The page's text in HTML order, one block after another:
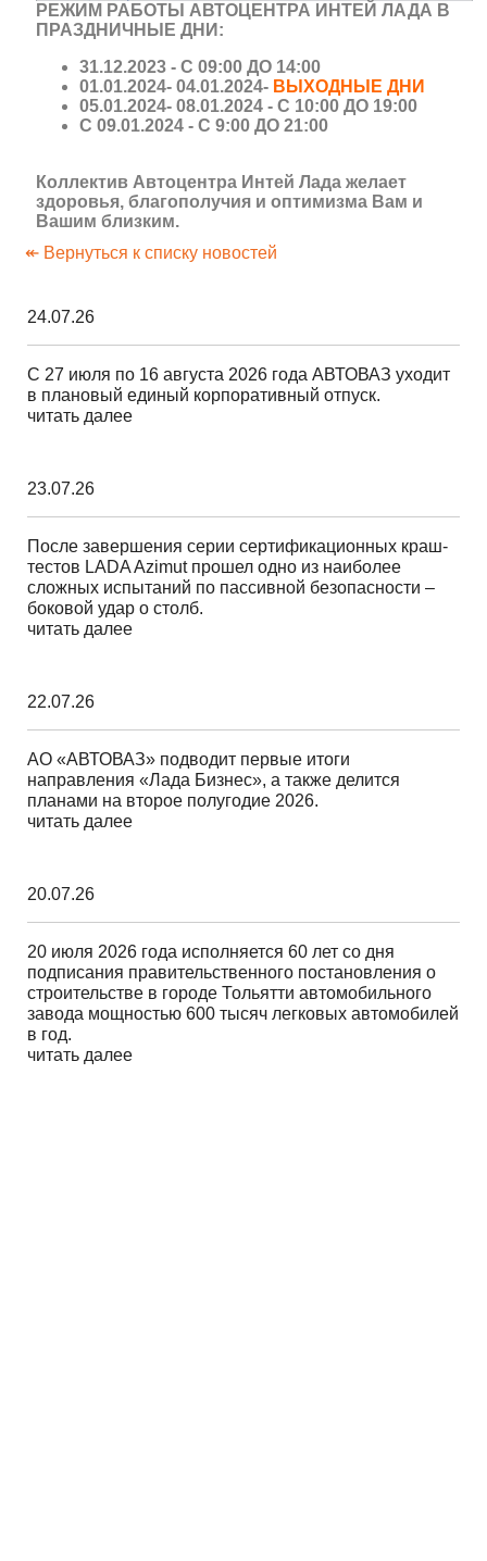
РЕЖИМ РАБОТЫ АВТОЦЕНТРА ИНТЕЙ ЛАДА В
ПРАЗДНИЧНЫЕ ДНИ:
31.12.2023 - С 09:00 ДО 14:00
01.01.2024- 04.01.2024- ВЫХОДНЫЕ ДНИ
05.01.2024- 08.01.2024 - С 10:00 ДО 19:00
С 09.01.2024 - С 9:00 ДО 21:00
Коллектив Автоцентра Интей Лада желает
здоровья, благополучия и оптимизма Вам и
Вашим близким.
↞ Вернуться к списку новостей
24.07.26
С 27 июля по 16 августа 2026 года АВТОВАЗ уходит
в плановый единый корпоративный отпуск.
читать далее
23.07.26
После завершения серии сертификационных краш-
тестов LADA Azimut прошел одно из наиболее
сложных испытаний по пассивной безопасности –
боковой удар о столб.
читать далее
22.07.26
АО «АВТОВАЗ» подводит первые итоги
направления «Лада Бизнес», а также делится
планами на второе полугодие 2026.
читать далее
20.07.26
20 июля 2026 года исполняется 60 лет со дня
подписания правительственного постановления о
строительстве в городе Тольятти автомобильного
завода мощностью 600 тысяч легковых автомобилей
в год.
читать далее